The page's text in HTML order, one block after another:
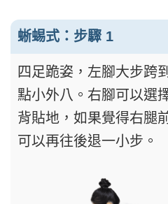
蜥蜴式：步驟 1
四足跪姿，左腳大步跨
點小外八。右腳可以選
背貼地，如果覺得右腿
可以再往後退一小步。